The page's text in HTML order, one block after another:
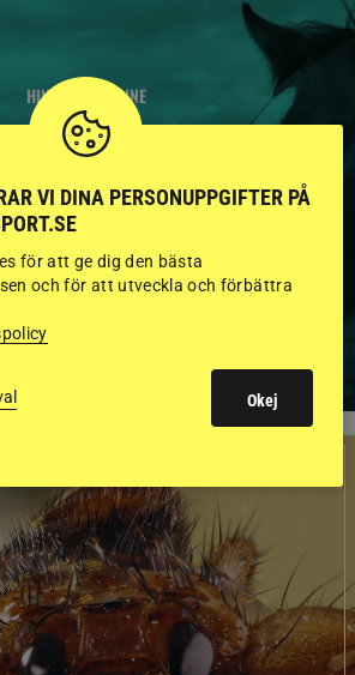
HINGSTAR ONLINE
HINGSTAR I
MED
OCH FAKTA
VISA ALLA HINGSTAR
VI DINA PERSONUPPGIFTER PÅ
för att ge dig den bästa
och för att utveckla och förbättra
Okej